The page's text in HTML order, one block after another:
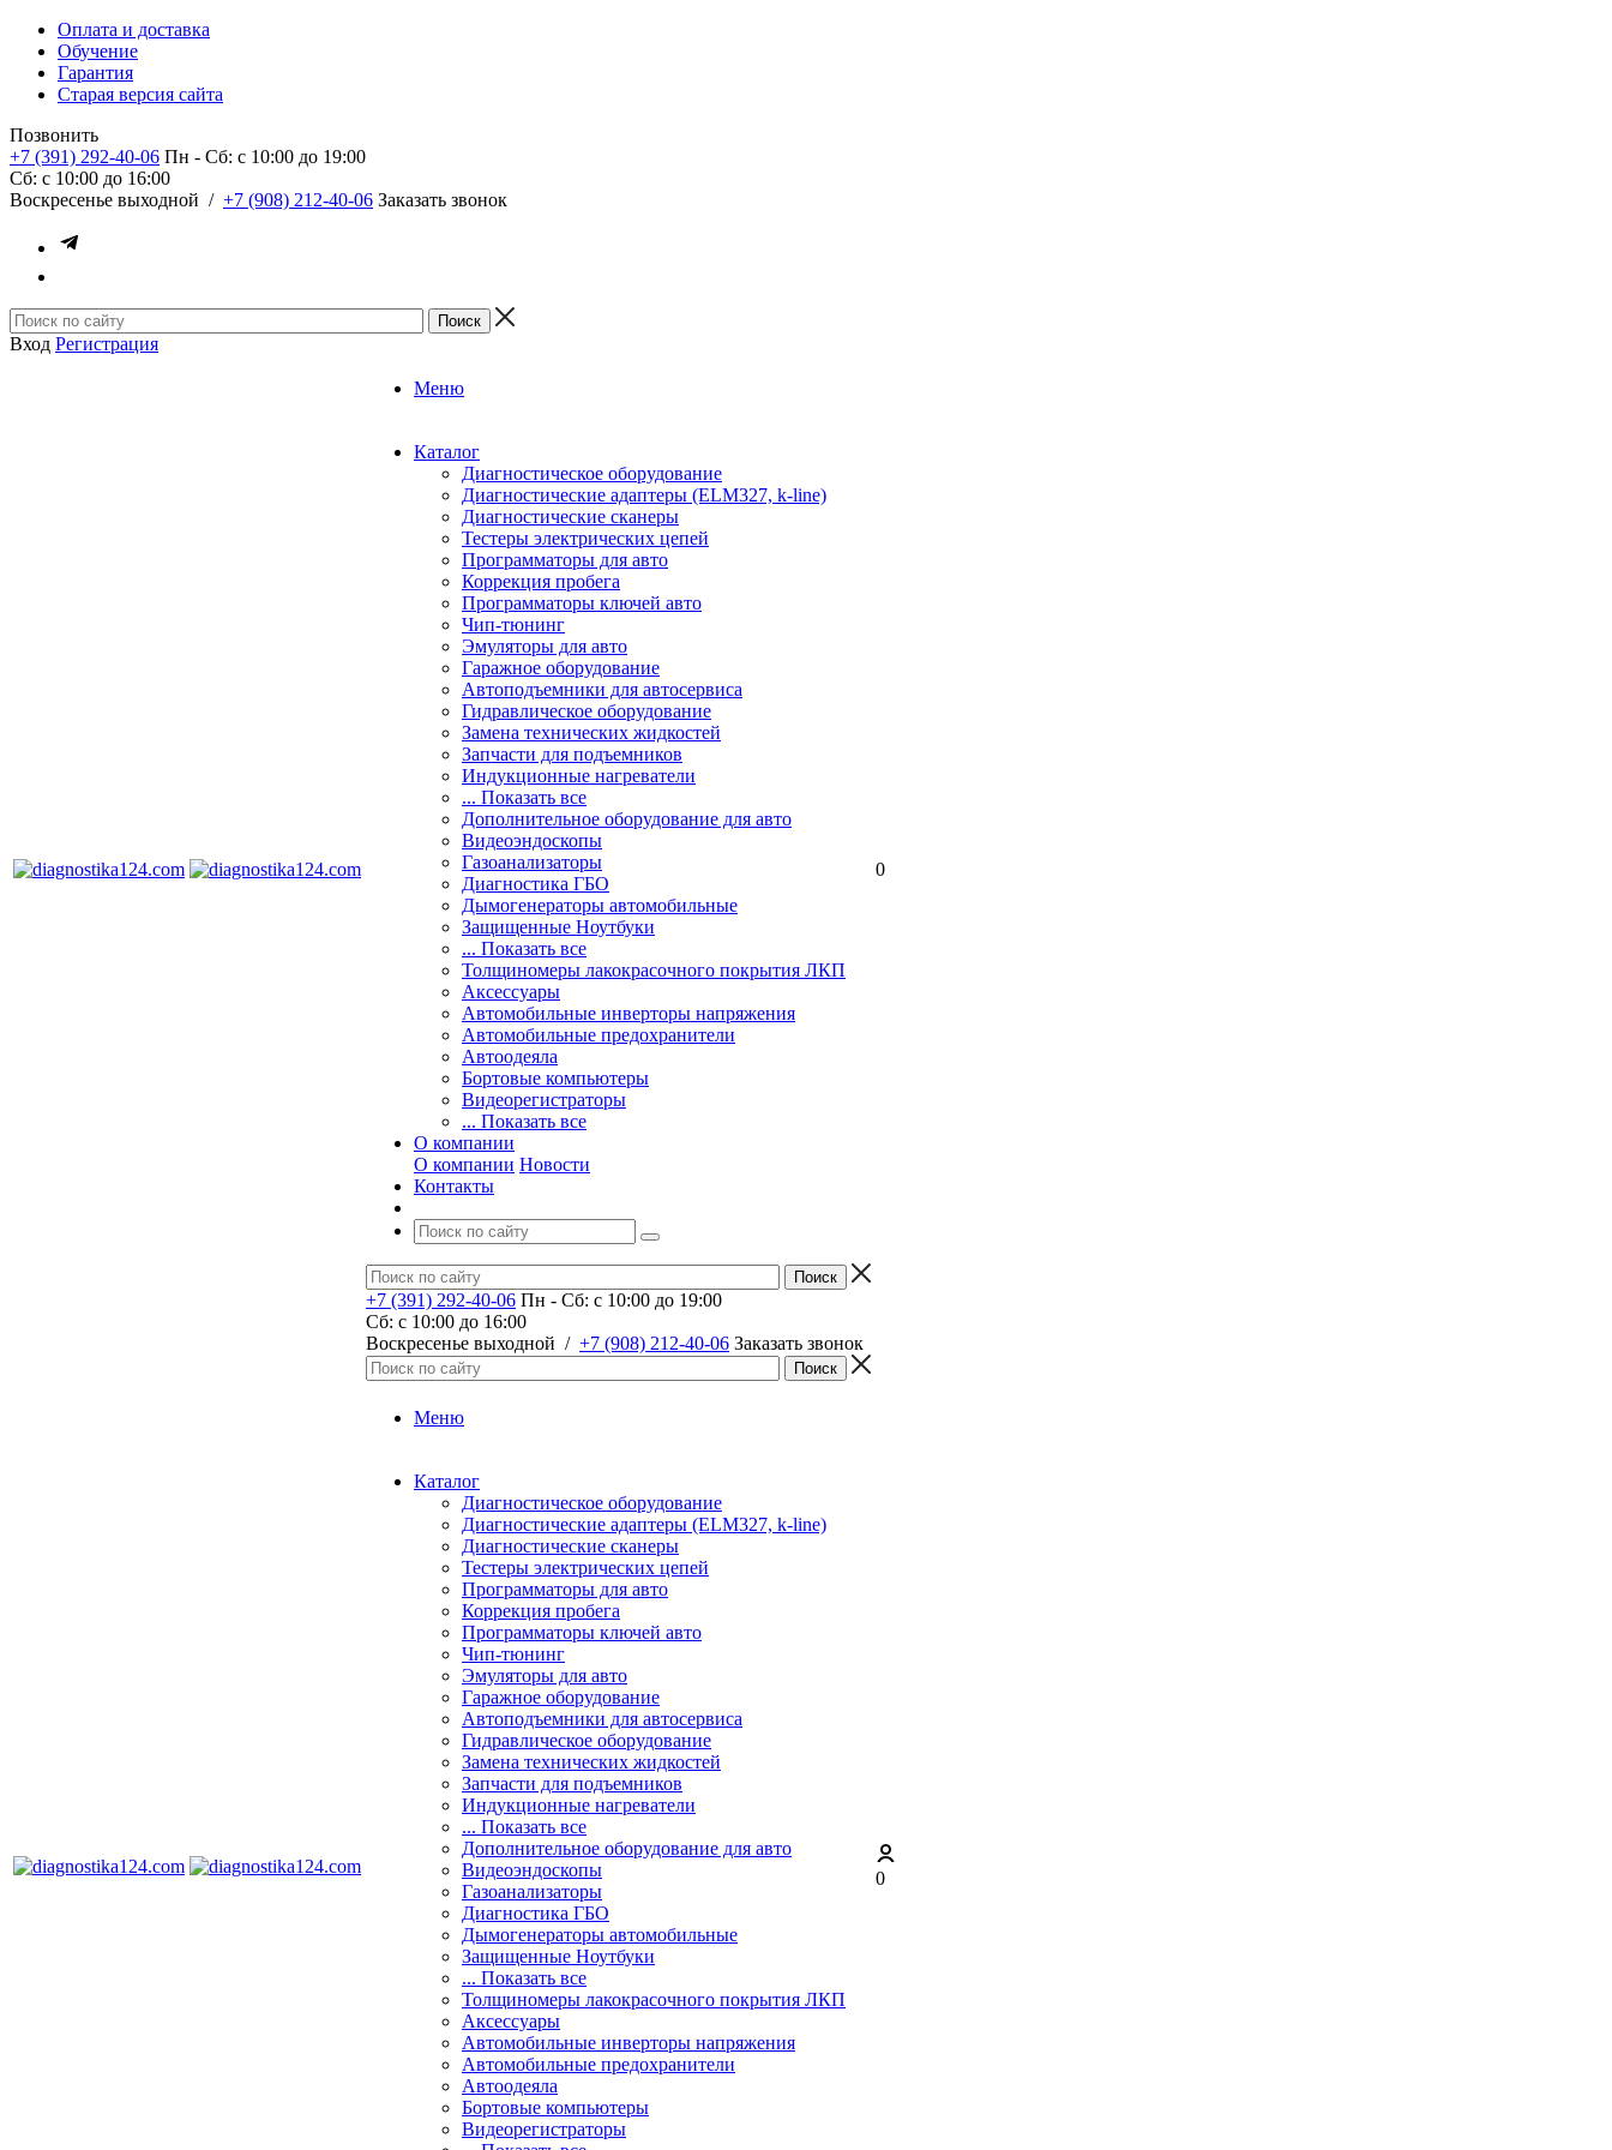
Оплата и доставка
Обучение
Гарантия
Старая версия сайта
Позвонить
+7 (391) 292-40-06 Пн - Сб: c 10:00 до 19:00
Сб: c 10:00 до 16:00
​Воскресенье выходной / +7 (908) 212-40-06 Заказать звонок
Вход Регистрация
Меню
Каталог
Диагностическое оборудование
Диагностические адаптеры (ELM327, k-line)
Диагностические сканеры
Тестеры электрических цепей
Программаторы для авто
Коррекция пробега
Программаторы ключей авто
Чип-тюнинг
Эмуляторы для авто
Гаражное оборудование
Автоподъемники для автосервиса
Гидравлическое оборудование
Замена технических жидкостей
Запчасти для подъемников
Индукционные нагреватели
... Показать все
Дополнительное оборудование для авто
Видеоэндоскопы
Газоанализаторы
Диагностика ГБО
Дымогенераторы автомобильные
Защищенные Ноутбуки
... Показать все
Толщиномеры лакокрасочного покрытия ЛКП
Аксессуары
Автомобильные инверторы напряжения
Автомобильные предохранители
Автоодеяла
Бортовые компьютеры
Видеорегистраторы
... Показать все
О компании
О компании Новости
Контакты
+7 (391) 292-40-06 Пн - Сб: c 10:00 до 19:00
Сб: c 10:00 до 16:00
​Воскресенье выходной / +7 (908) 212-40-06 Заказать звонок
0
Меню
Каталог
Диагностическое оборудование
Диагностические адаптеры (ELM327, k-line)
Диагностические сканеры
Тестеры электрических цепей
Программаторы для авто
Коррекция пробега
Программаторы ключей авто
Чип-тюнинг
Эмуляторы для авто
Гаражное оборудование
Автоподъемники для автосервиса
Гидравлическое оборудование
Замена технических жидкостей
Запчасти для подъемников
Индукционные нагреватели
... Показать все
Дополнительное оборудование для авто
Видеоэндоскопы
Газоанализаторы
Диагностика ГБО
Дымогенераторы автомобильные
Защищенные Ноутбуки
... Показать все
Толщиномеры лакокрасочного покрытия ЛКП
Аксессуары
Автомобильные инверторы напряжения
Автомобильные предохранители
Автоодеяла
Бортовые компьютеры
Видеорегистраторы
0